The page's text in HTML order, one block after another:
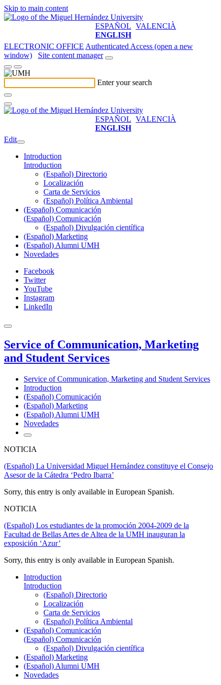
Skip to main content
ESPAÑOL VALENCIÀ
ENGLISH
ELECTRONIC OFFICE Authenticated Access (open a new
window)
Site content manager
Enter your search
ESPAÑOL VALENCIÀ
ENGLISH
Edit
Introduction
Introduction
(Español) Directorio
Localización
Carta de Servicios
(Español) Política Ambiental
(Español) Comunicación
(Español) Comunicación
(Español) Divulgación científica
(Español) Marketing
(Español) Alumni UMH
Novedades
Facebook
Twitter
YouTube
Instagram
LinkedIn
Service of Communication, Marketing
and Student Services
Service of Communication, Marketing and Student Services
Introduction
(Español) Comunicación
(Español) Marketing
(Español) Alumni UMH
Novedades
NOTICIA
(Español) La Universidad Miguel Hernández constituye el Consejo
Asesor de la Cátedra ‘Pedro Ibarra’
Sorry, this entry is only available in European Spanish.
NOTICIA
(Español) Los estudiantes de la promoción 2004-2009 de la
Facultad de Bellas Artes de Altea de la UMH inauguran la
exposición ‘Azur’
Sorry, this entry is only available in European Spanish.
Introduction
Introduction
(Español) Directorio
Localización
Carta de Servicios
(Español) Política Ambiental
(Español) Comunicación
(Español) Comunicación
(Español) Divulgación científica
(Español) Marketing
(Español) Alumni UMH
Novedades